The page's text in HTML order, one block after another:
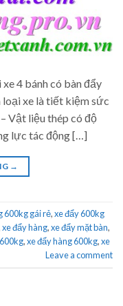
4 bánh có bàn đẩy
xe là tiết kiệm sức
Vật liệu thép có độ
lực tác động […]
→
600kg gái rẻ,xe đẩy 600kg
xe đẩy hàng,xe đẩy mặt bàn,
,xe đẩy hàng 600kg,xe
Leave a comment